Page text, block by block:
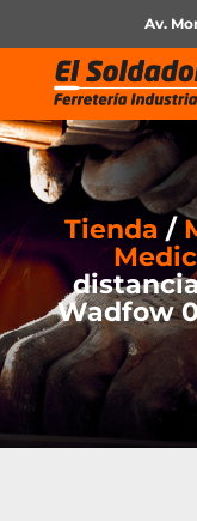
Av.
Tienda /
Wadfow